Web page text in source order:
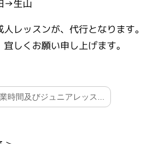
→生山
レッスンが、代行となります。
しくお願い申し上げます。
時間及びジュニアレッス...